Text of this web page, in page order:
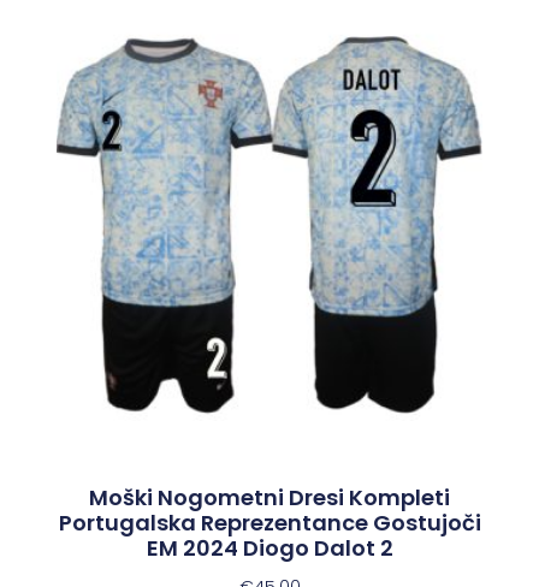
Moški Nogometni Dresi Kompleti
Portugalska Reprezentance Gostujoči
EM 2024 Diogo Dalot 2